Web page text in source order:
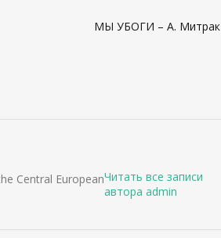
МЫ УБОГИ – А. Митрак
Central EuropeanЧитать все записи
автора admin